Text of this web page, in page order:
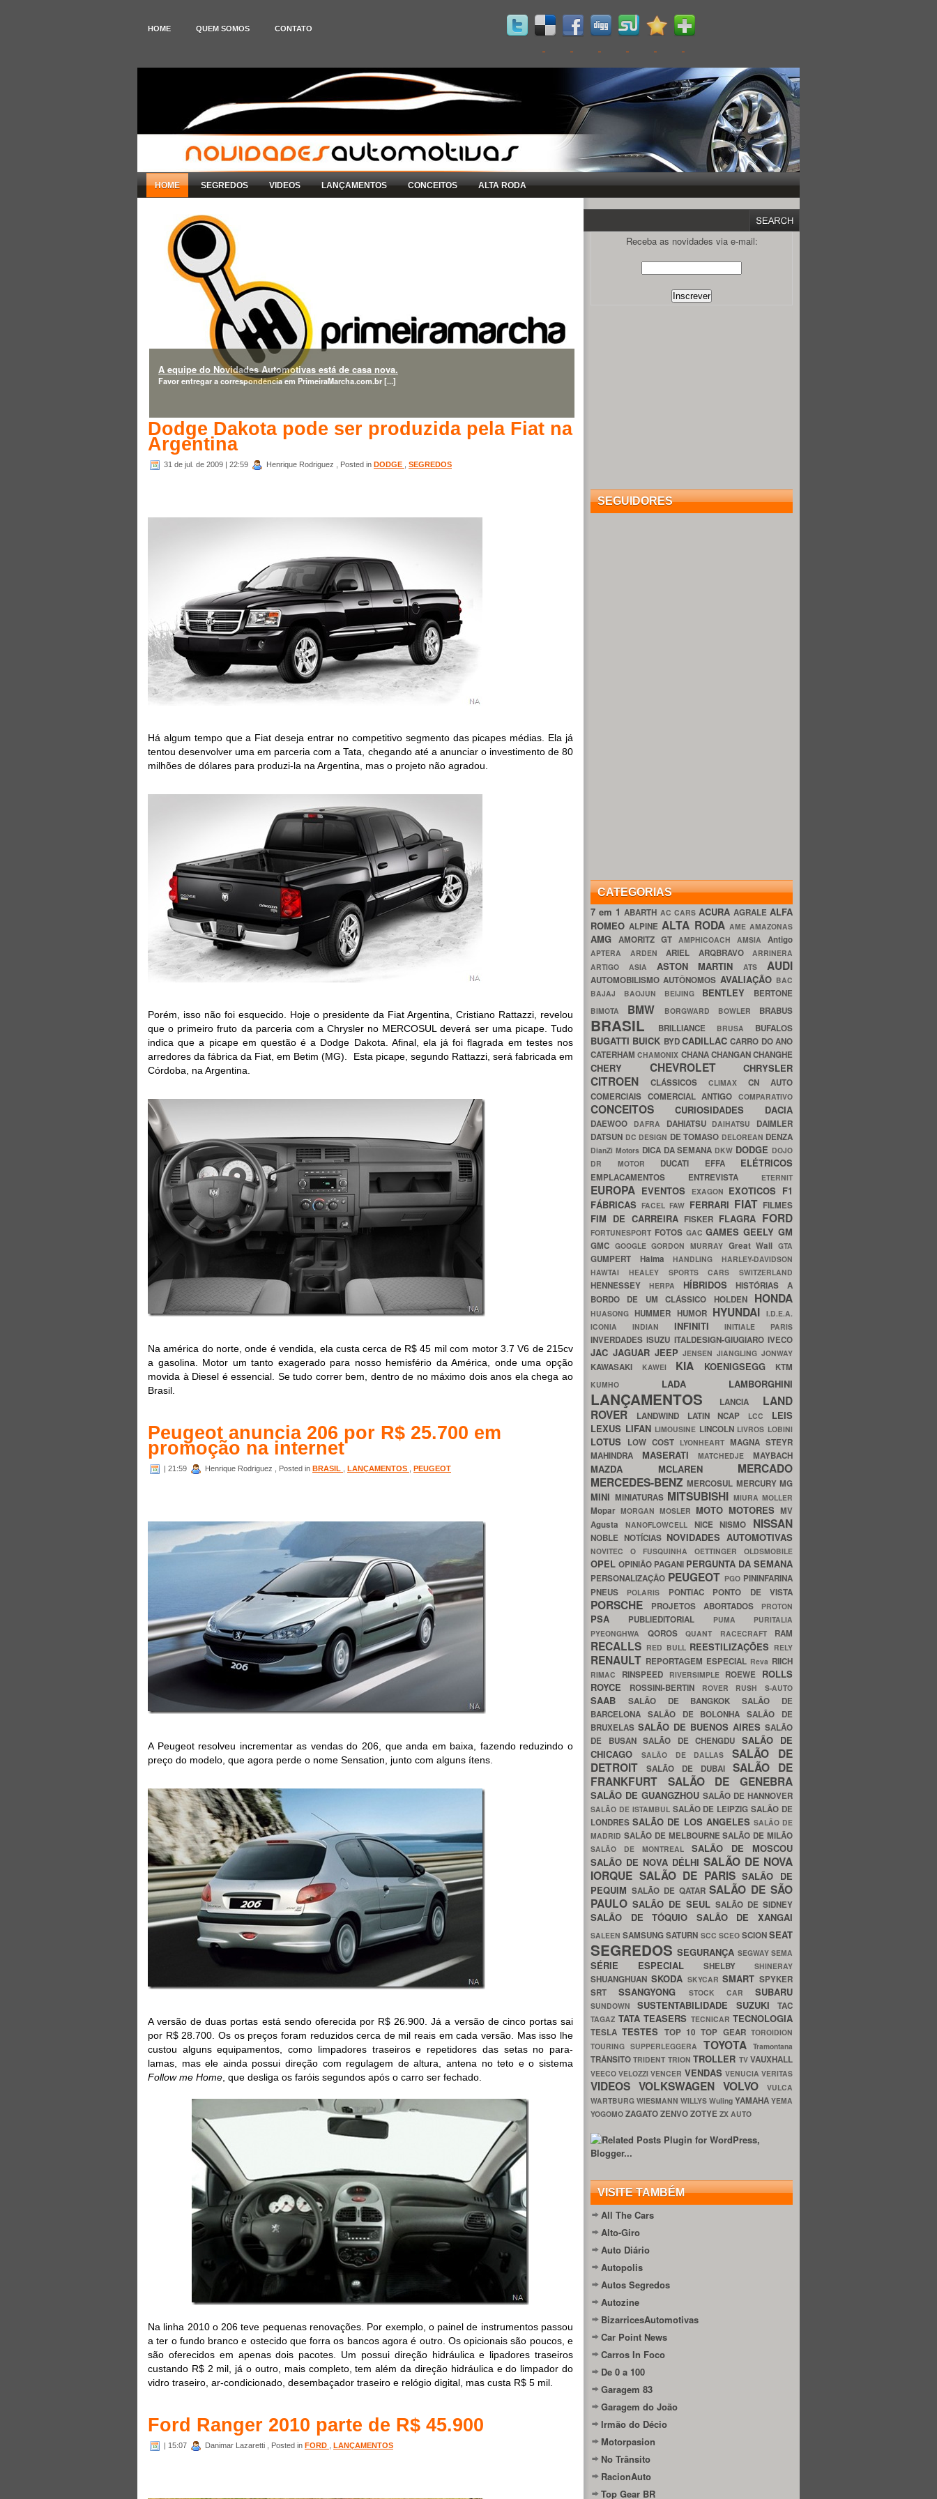
HOME QUEM SOMOS CONTATO
HOME SEGREDOS VIDEOS LANÇAMENTOS CONCEITOS ALTA RODA
A equipe do Novidades Automotivas está de casa nova.
Favor entregar a correspondência em PrimeiraMarcha.com.br [...]
Dodge Dakota pode ser produzida pela Fiat na
Argentina
31 de jul. de 2009 | 22:59 Henrique Rodriguez , Posted in DODGE SEGREDOS
Há algum tempo que a Fiat deseja entrar no competitivo segmento das picapes médias. Ela já
tentou desenvolver uma em parceria com a Tata, chegando até a anunciar o investimento de 80
milhões de dólares para produzi-la na Argentina, mas o projeto não agradou.
Porém, isso não foi esquecido. Hoje o presidente da Fiat Argentina, Cristiano Rattazzi, revelou
que o primeiro fruto da parceria com a Chrysler no MERCOSUL deverá ser uma picape. Tudo
indica que a picape em questão é a Dodge Dakota. Afinal, ela já foi flagrada em testes nos
arredores da fábrica da Fiat, em Betim (MG). Esta picape, segundo Rattazzi, será fabricada em
Córdoba, na Argentina.
Na américa do norte, onde é vendida, ela custa cerca de R$ 45 mil com motor 3.7 V6 de 215cv
a gasolina. Motor um tanto exagerado para nosso hemisfério da América, onde uma opção
movida à Diesel é essencial. Se tudo correr bem, dentro de no máximo dois anos ela chega ao
Brasil.
Peugeot anuncia 206 por R$ 25.700 em
promoção na internet
| 21:59 Henrique Rodriguez , Posted in BRASIL LANÇAMENTOS PEUGEOT
A Peugeot resolveu incrementar as vendas do 206, que anda em baixa, fazendo reduzindo o
preço do modelo, que agora perde o nome Sensation, junto com alguns ítens.
A versão de duas portas está sendo oferecida por R$ 26.900. Já a versão de cinco portas sai
por R$ 28.700. Os os preços foram reduzidos cerca de mil reais em cada versão. Mas isso lhe
custou alguns equipamentos, como limpadores traseiros e repetidores das setas no para-
lamas, mas ele ainda possui direção com regulagem de altura, antena no teto e o sistema
Follow me Home , que desliga os faróis segundos após o carro ser fechado.
Na linha 2010 o 206 teve pequenas renovações. Por exemplo, o painel de instrumentos passou
a ter o fundo branco e ostecido que forra os bancos agora é outro. Os opicionais são poucos, e
são oferecidos em apenas dois pacotes. Um possui direção hidráulica e lipadores traseiros
custando R$ 2 mil, já o outro, mais completo, tem além da direção hidráulica e do limpador do
vidro traseiro, ar-condicionado, desembaçador traseiro e relógio digital, mas custa R$ 5 mil.
Ford Ranger 2010 parte de R$ 45.900
| 15:07 Danimar Lazaretti , Posted in FORD LANÇAMENTOS
Receba as novidades via e-mail:
SEGUIDORES
CATEGORIAS
7 em 1ABARTH AC CARS ACURA AGRALE ALFA
ROMEOALPINEALTA RODA AME AMAZONAS
AMG AMORITZ GT AMPHICOACH AMSIA Antigo
APTERA ARDEN ARIEL ARQBRAVO ARRINERA
ARTIGO ASIA ASTON MARTINATS AUDI
AUTOMOBILISMOAUTÔNOMOS AVALIAÇÃO BAC
BAJAJ BAOJUN BEIJING BENTLEY BERTONE
BIMOTA BMW BORGWARD BOWLER BRABUS
BRASIL BRILLIANCE BRUSA BUFALOS
BUGATTI BUICK BYDCADILLACCARRO DO ANO
CATERHAMCHAMONIX CHANACHANGANCHANGHE
CHERY CHEVROLET CHRYSLER
CITROEN CLÁSSICOS CLIMAX CN AUTO
COMERCIAIS COMERCIAL ANTIGOCOMPARATIVO
CONCEITOS CURIOSIDADES DACIA
DAEWOO DAFRA DAHIATSU DAIHATSU DAIMLER
DATSUN DC DESIGN DE TOMASO DELOREAN DENZA
DianZi Motors DICA DA SEMANA DKW DODGE DOJO
DR MOTOR DUCATI EFFA ELÉTRICOS
EMPLACAMENTOS ENTREVISTA ETERNIT
EUROPA EVENTOS EXAGON EXOTICOS F1
FÁBRICASFACELFAW FERRARI FIAT FILMES
FIM DE CARREIRA FISKER FLAGRA FORD
FORTUNESPORT FOTOS GACGAMESGEELYGM
GMC GOOGLEGORDON MURRAY Great WallGTA
GUMPERT HaimaHANDLINGHARLEY-DAVIDSON
HAWTAI HEALEY SPORTS CARS SWITZERLAND
HENNESSEY HERPA HÍBRIDOSHISTÓRIAS A
BORDO DE UM CLÁSSICO HOLDEN HONDA
HUASONGHUMMER HUMOR HYUNDAI I.D.E.A.
ICONIA INDIAN INFINITIINITIALE PARIS
INVERDADESISUZU ITALDESIGN-GIUGIAROIVECO
JAC JAGUAR JEEPJENSENJIANGLINGJONWAY
KAWASAKI KAWEI KIA KOENIGSEGG KTM
KUMHO LADA LAMBORGHINI
LANÇAMENTOS LANCIA LAND
ROVER
LANDWIND LATIN NCAP LCC LEIS
LEXUS LIFAN LIMOUSINE LINCOLN LIVROS LOBINI
LOTUS LOW COST LYONHEART MAGNA STEYR
MAHINDRA MASERATIMATCHEDJEMAYBACH
MAZDA MCLAREN MERCADO
MERCEDES-BENZMERCOSUL MERCURYMG
MINI MINIATURAS MITSUBISHI MIURA MOLLER
Mopar MORGAN MOSLER MOTO MOTORES MV
Agusta NANOFLOWCELL NICENISMO NISSAN
NOBLE NOTÍCIAS NOVIDADES AUTOMOTIVAS
NOVITEC O FUSQUINHA OETTINGER OLDSMOBILE
OPEL OPINIÃO PAGANI PERGUNTA DA SEMANA
PERSONALIZAÇÃO PEUGEOT PGO PININFARINA
PNEUS
POLARIS PONTIAC PONTO DE VISTA
PORSCHE PROJETOS ABORTADOS PROTON
PSA PUBLIEDITORIAL PUMA PURITALIA
PYEONGHWA QOROS QUANT RACECRAFT RAM
RECALLS RED BULL REESTILIZAÇÕES RELY
RENAULT REPORTAGEM ESPECIAL Reva RIICH
RIMAC RINSPEED RIVERSIMPLE ROEWE ROLLS
ROYCE
ROSSINI-BERTIN ROVER RUSH S-AUTO
SAAB SALÃO DE BANGKOKSALÃO DE
BARCELONA SALÃO DE BOLONHASALÃO DE
BRUXELAS SALÃO DE BUENOS AIRES SALÃO
DE BUSAN SALÃO DE CHENGDU SALÃO DE
CHICAGO
SALÃO DE DALLASSALÃO DE
DETROIT
SALÃO DE DUBAI SALÃO DE
FRANKFURT SALÃO DE GENEBRA
SALÃO DE GUANGZHOU SALÃO DE HANNOVER
SALÃO DE ISTAMBUL SALÃO DE LEIPZIGSALÃO DE
LONDRESSALÃO DE LOS ANGELES SALÃO DE
MADRID SALÃO DE MELBOURNESALÃO DE MILÃO
SALÃO DE MONTREAL SALÃO DE MOSCOU
SALÃO DE NOVA DÉLHI SALÃO DE NOVA
IORQUE SALÃO DE PARISSALÃO DE
PEQUIM SALÃO DE QATARSALÃO DE SÃO
PAULO SALÃO DE SEUL SALÃO DE SIDNEY
SALÃO DE TÓQUIO SALÃO DE XANGAI
SALEENSAMSUNGSATURN SCC SCEO SCIONSEAT
SEGREDOSSEGURANÇA SEGWAYSEMA
SÉRIE ESPECIAL SHELBY SHINERAY
SHUANGHUAN SKODA SKYCARSMART SPYKER
SRTSSANGYONG STOCK CAR SUBARU
SUNDOWNSUSTENTABILIDADE SUZUKITAC
TAGAZ TATA TEASERS TECNICAR TECNOLOGIA
TESLATESTES TOP 10TOP GEARTOROIDION
TOURING SUPPERLEGGERA TOYOTATramontana
TRÂNSITOTRIDENT TRIONTROLLER TVVAUXHALL
VEECOVELOZZIVENCER VENDAS VENUCIAVERITAS
VIDEOS VOLKSWAGEN VOLVO
VULCA
WARTBURG WIESMANN WILLYS Wuling YAMAHA YEMA
YOGOMO ZAGATOZENVOZOTYE ZX AUTO
VISITE TAMBÉM
All The Cars
Alto-Giro
Auto Diário
Autopolis
Autos Segredos
Autozine
BizarricesAutomotivas
Car Point News
Carros In Foco
De 0 a 100
Garagem 83
Garagem do João
Irmão do Décio
Motorpasion
No Trânsito
RacionAuto
Top Gear BR